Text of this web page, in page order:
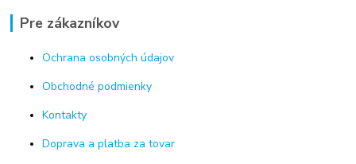
Pre zákazníkov
Ochrana osobných údajov
Obchodné podmienky
Kontakty
Doprava a platba za tovar